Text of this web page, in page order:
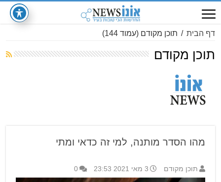
דף הבית / תוכן מקודם (עמוד 144)
תוכן מקודם
מהו הסדר מותנה, למי זה כדאי ומתי
תוכן מקודם 3 מאי 2021 23:53 0